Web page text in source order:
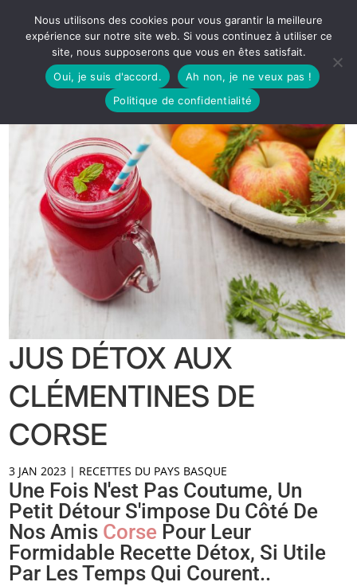
JUS DÉTOX AUX
CLÉMENTINES DE
CORSE
3 JAN 2023 | RECETTES DU PAYS BASQUE
Une Fois N'est Pas Coutume, Un
Petit Détour S'impose Du Côté De
Nos Amis Corse Pour Leur
Formidable Recette Détox, Si Utile
Par Les Temps Qui Courent..
Nous utilisons des cookies pour vous garantir la meilleure
expérience sur notre site web. Si vous continuez à utiliser ce
site, nous supposerons que vous en êtes satisfait.
Oui, je suis d'accord.
Ah non, je ne veux pas !
Politique de confidentialité